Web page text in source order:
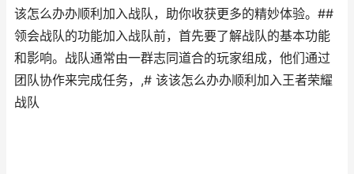
该怎么办办顺利加入战队，助你收获更多的精妙体验。##
领会战队的功能加入战队前，首先要了解战队的基本功能
和影响。战队通常由一群志同道合的玩家组成，他们通过
团队协作来完成任务，,# 该该怎么办办顺利加入王者荣耀
战队